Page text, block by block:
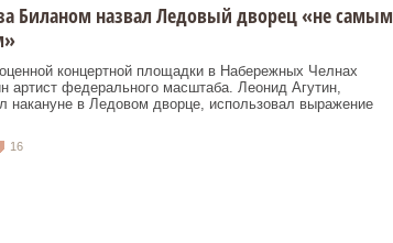
Биланом назвал Ледовый дворец «не самым
концертной площадки в Набережных Челнах
артист федерального масштаба. Леонид Агутин,
накануне в Ледовом дворце, использовал выражение
16